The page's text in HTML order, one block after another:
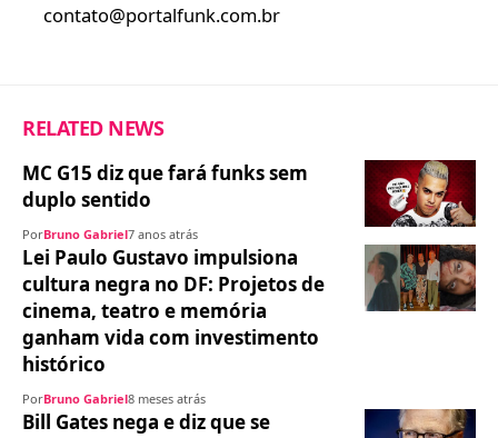
contato@portalfunk.com.br
RELATED NEWS
MC G15 diz que fará funks sem
duplo sentido
PorBruno Gabriel7 anos atrás
Lei Paulo Gustavo impulsiona
cultura negra no DF: Projetos de
cinema, teatro e memória
ganham vida com investimento
histórico
PorBruno Gabriel8 meses atrás
Bill Gates nega e diz que se